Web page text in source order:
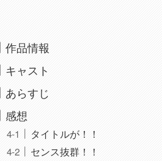
作品情報
キャスト
あらすじ
感想
タイトルが！！
センス抜群！！